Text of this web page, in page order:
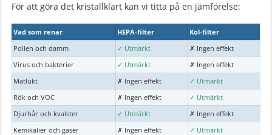
För att göra det kristallklart kan vi titta på en jämförelse:
Vad som renar HEPA-filter
Kol-filter
Pollen och damm
✓ Utmärkt
✗ Ingen effekt
Virus och bakterier
✓ Utmärkt
✗ Ingen effekt
Matlukt
✗ Ingen effekt
✓ Utmärkt
Rök och VOC
✗ Ingen effekt
✓ Utmärkt
Djurhår och kvalster
✓ Utmärkt
✗ Ingen effekt
Kemikalier och gaser
✗ Ingen effekt ✓ Utmärkt